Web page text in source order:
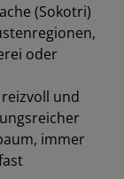
(Sokotri)
oder
und
immer